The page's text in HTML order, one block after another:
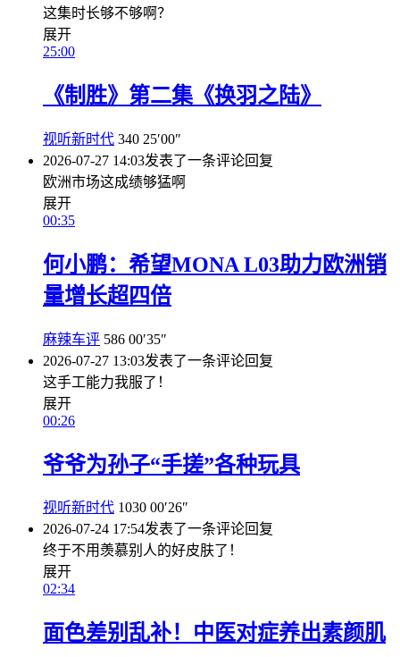
这集时长够不够啊？
展开
25:00
《制胜》第二集《换羽之陆》
视听新时代 340 25′00″
2026-07-27 14:03发表了一条评论回复
欧洲市场这成绩够猛啊
展开
00:35
何小鹏：希望MONA L03助力欧洲销
量增长超四倍
麻辣车评 586 00′35″
2026-07-27 13:03发表了一条评论回复
这手工能力我服了！
展开
00:26
爷爷为孙子“手搓”各种玩具
视听新时代 1030 00′26″
2026-07-24 17:54发表了一条评论回复
终于不用羡慕别人的好皮肤了！
展开
02:34
面色差别乱补！中医对症养出素颜肌